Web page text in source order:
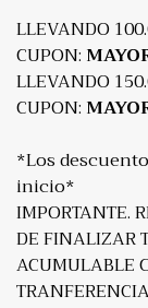
LLEVANDO
CUPON:
LLEVANDO
CUPON:
*Los
inicio*
IMPORTANTE.
DE FINALIZAR
ACUMULABLE